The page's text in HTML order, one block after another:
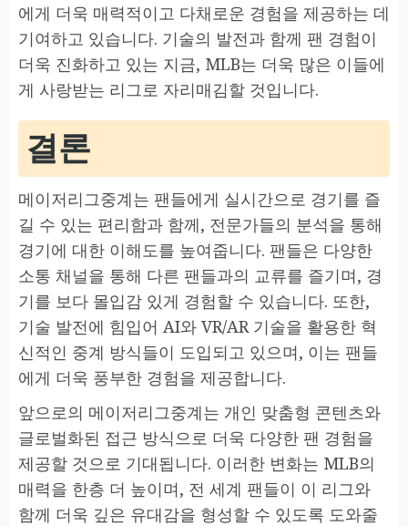
에게 더욱 매력적이고 다채로운 경험을 제공하는 데
기여하고 있습니다. 기술의 발전과 함께 팬 경험이
더욱 진화하고 있는 지금, MLB는 더욱 많은 이들에
게 사랑받는 리그로 자리매김할 것입니다.
결론
메이저리그중계는 팬들에게 실시간으로 경기를 즐
길 수 있는 편리함과 함께, 전문가들의 분석을 통해
경기에 대한 이해도를 높여줍니다. 팬들은 다양한
소통 채널을 통해 다른 팬들과의 교류를 즐기며, 경
기를 보다 몰입감 있게 경험할 수 있습니다. 또한,
기술 발전에 힘입어 AI와 VR/AR 기술을 활용한 혁
신적인 중계 방식들이 도입되고 있으며, 이는 팬들
에게 더욱 풍부한 경험을 제공합니다.
앞으로의 메이저리그중계는 개인 맞춤형 콘텐츠와
글로벌화된 접근 방식으로 더욱 다양한 팬 경험을
제공할 것으로 기대됩니다. 이러한 변화는 MLB의
매력을 한층 더 높이며, 전 세계 팬들이 이 리그와
함께 더욱 깊은 유대감을 형성할 수 있도록 도와줄